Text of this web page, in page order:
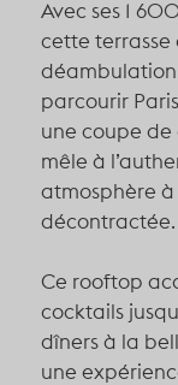
Avec ses 1
cette terrasse
parcourir
une coupe de
mêle à
atmosphère
décontractée.
Ce rooftop
cocktails
dîners à la
une